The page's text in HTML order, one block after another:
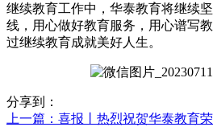
继续教育工作中，华泰教育将继续
线，用心做好教育服务，用心谱写
过继续教育成就美好人生。
分享到：
上一篇 ：喜报丨热烈祝贺华泰教育